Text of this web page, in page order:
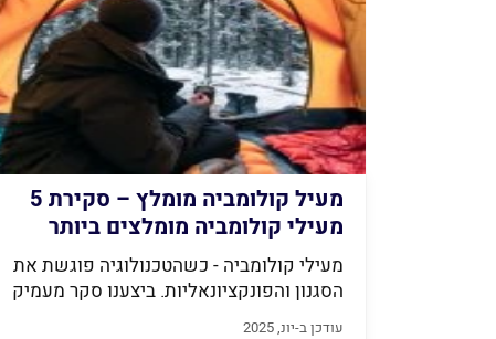
מעיל קולומביה מומלץ – סקירת 5
מעילי קולומביה מומלצים ביותר
2026 | Finder
מעילי קולומביה - כשהטכנולוגיה פוגשת את
הסגנון והפונקציונאליות. ביצענו סקר מעמיק
של מעילי...
עודכן ב-יונ, 2025